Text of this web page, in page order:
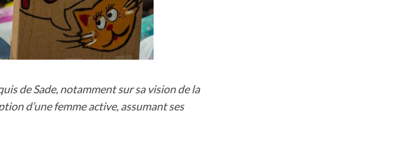
de Sade, notamment sur sa vision de la
d’une femme active, assumant ses